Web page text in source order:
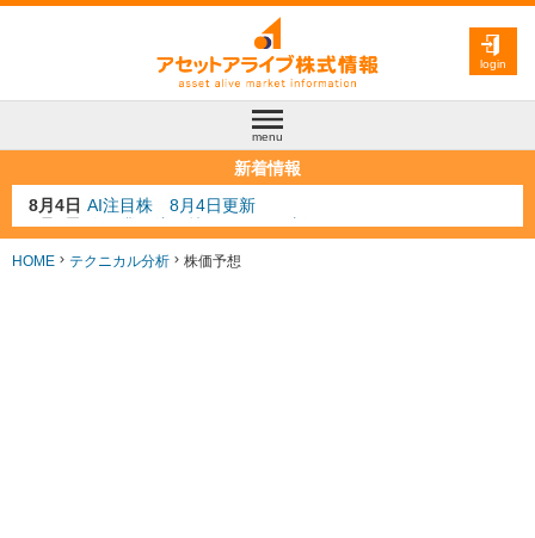
login
menu
新着情報
8月3日 人気業種注目株 8月3日更新
8月2日 金融注目株 8月2日更新
7月29日 日経225シグナル点灯
HOME テクニカル分析 株価予想